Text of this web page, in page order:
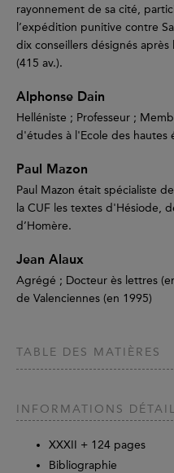
rayonnement de sa cité,
l’expédition punitive contre
dix conseillers désignés
(415 av.).
Alphonse Dain
Helléniste ; Professeur ;
d'études à l'Ecole des hautes
Paul Mazon
Paul Mazon était spécialiste
la CUF les textes d'Hésiode,
d’Homère.
Jean Alaux
Agrégé ; Docteur ès lettres
de Valenciennes (en 1995)
TABLE DES MATIÈRES
INFORMATIONS
XXXII + 124 pages
Bibliographie